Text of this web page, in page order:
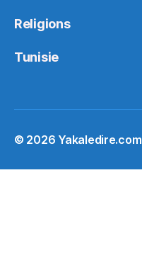
Religions
Tunisie
© 2026 Yakaledire.com